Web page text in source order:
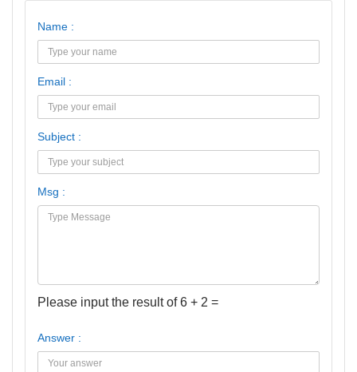
Name :
Email :
Subject :
Msg :
Please input the result of 6 + 2 =
Answer :